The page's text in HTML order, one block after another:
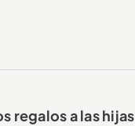
regalos a las hijas